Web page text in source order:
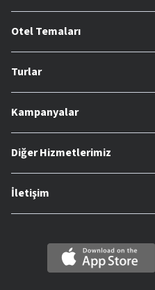
Otel Temaları
Turlar
Kampanyalar
Diğer Hizmetlerimiz
İletişim